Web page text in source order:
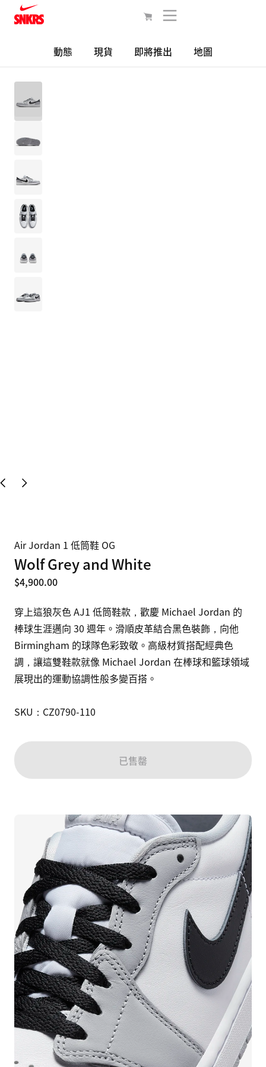
動態 現貨 即將推出 地圖
Air Jordan 1 低筒鞋 OG
Wolf Grey and White
$4,900.00
穿上這狼灰色 AJ1 低筒鞋款，歡慶 Michael Jordan 的
棒球生涯邁向 30 週年。滑順皮革結合黑色裝飾，向他
Birmingham 的球隊色彩致敬。高級材質搭配經典色
調，讓這雙鞋款就像 Michael Jordan 在棒球和籃球領域
展現出的運動協調性般多變百搭。
SKU：CZ0790-110
已售罄